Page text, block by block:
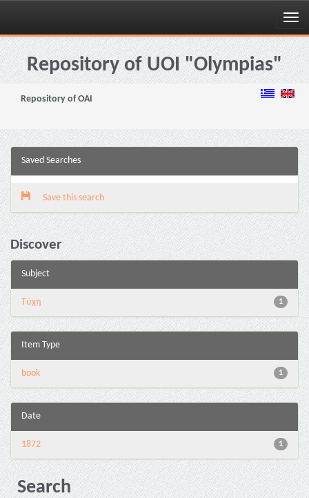
Skip
navigationRepository of UOI "Olympias"
Repository of OAI
Saved Searches
Save this search
Discover
Subject
1
Τύχη
Item Type
1
book
Date
1
1872
Search